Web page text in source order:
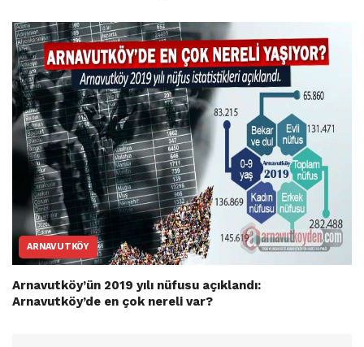
ARNAVUTKÖY
Arnavutköy’ün 2019 yılı nüfusu açıklandı:
Arnavutköy’de en çok nereli var?